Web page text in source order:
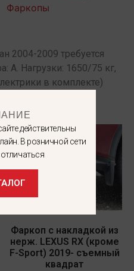
Фаркопы
2004-2009 требуется
A. Нагрузки: 1650/75 кг,
в комплекте)
Фаркоп с накладкой из
нерж. LEXUS RX (кроме
F-Sport) 2019- съемный
квадрат
действительны
В розничной сети